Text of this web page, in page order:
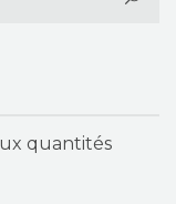
quantités